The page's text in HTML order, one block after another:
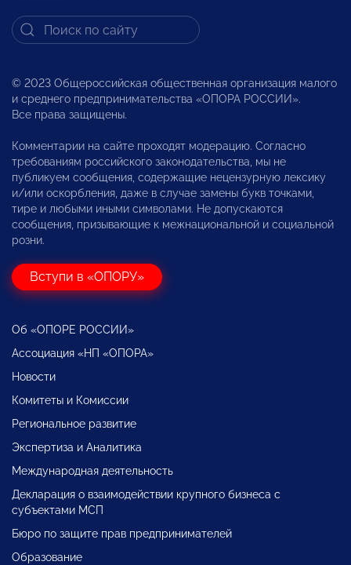
© 2023 Общероссийская общественная организация малого
и среднего предпринимательства «ОПОРА РОССИИ».
Все права защищены.
Комментарии на сайте проходят модерацию. Согласно
требованиям российского законодательства, мы не
публикуем сообщения, содержащие нецензурную лексику
и/или оскорбления, даже в случае замены букв точками,
тире и любыми иными символами. Не допускаются
сообщения, призывающие к межнациональной и социальной
розни.
Вступи в «ОПОРУ»
Об «ОПОРЕ РОССИИ»
Ассоциация «НП «ОПОРА»
Новости
Комитеты и Комиссии
Региональное развитие
Экспертиза и Аналитика
Международная деятельность
Декларация о взаимодействии крупного бизнеса с
субъектами МСП
Бюро по защите прав предпринимателей
Образование